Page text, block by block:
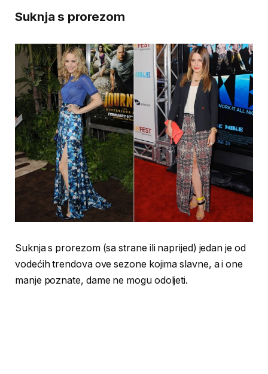
Suknja s prorezom
Suknja s prorezom (sa strane ili naprijed) jedan je od
vodećih trendova ove sezone kojima slavne, a i one
manje poznate, dame ne mogu odoljeti.